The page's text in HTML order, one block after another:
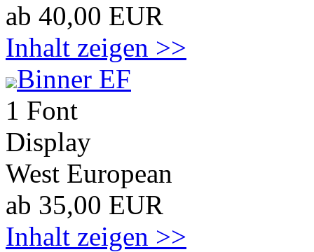
ab 40,00 EUR
Inhalt zeigen >>
Binner EF
1 Font
Display
West European
ab 35,00 EUR
Inhalt zeigen >>